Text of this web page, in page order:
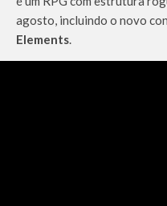
agosto, incluindo o novo
Elements.